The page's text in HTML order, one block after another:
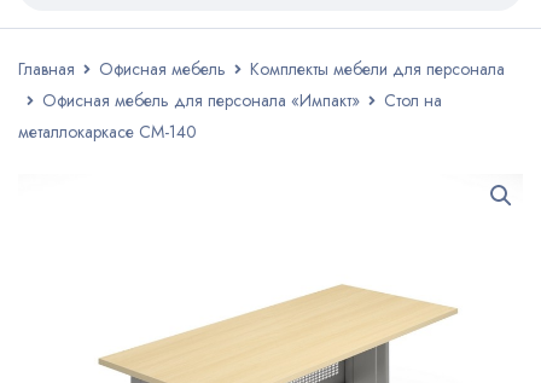
Главная Офисная мебель
Комплекты мебели для персонала
Офисная мебель для персонала «Импакт»
Стол на
металлокаркасе СМ-140